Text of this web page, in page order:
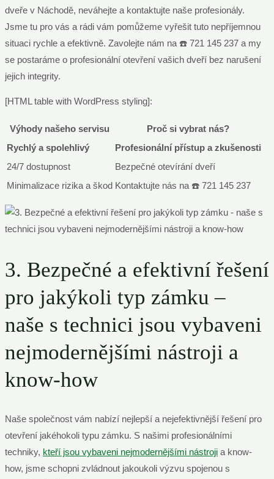
dveře v Náchodě, neváhejte a kontaktujte naše profesionály.
Jsme tu pro vás a rádi vám pomůžeme vyřešit tuto nepříjemnou
situaci rychle a efektivně. Zavolejte nám na ☎️ 721 145 237 a my
se postaráme o profesionální otevření vašich dveří bez narušení
jejich integrity.
[HTML table with WordPress styling]:
Výhody našeho servisu
Proč si vybrat nás?
Rychlý a spolehlivý
Profesionální přístup a zkušenosti
24/7 dostupnost
Bezpečné otevírání dveří
Minimalizace rizika a škod Kontaktujte nás na ☎️ 721 145 237
3. Bezpečné a efektivní řešení
pro jakýkoli typ zámku –
naše s technici jsou vybaveni
nejmodernějšími nástroji a
know-how
Naše společnost vám nabízí nejlepší a nejefektivnější řešení pro
otevření jakéhokoli typu zámku. S našimi profesionálními
techniky, kteří jsou vybaveni nejmodernějšími nástroji a know-
how, jsme schopni zvládnout jakoukoli výzvu spojenou s